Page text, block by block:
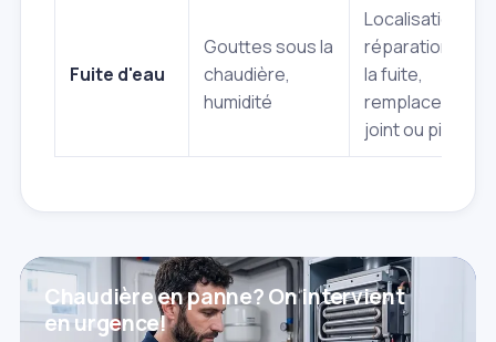
Fuite d'eau
Gouttes sous la
chaudière,
humidité
Localisation et
réparation de
la fuite,
remplacement
joint ou pièce
Chaudière en panne? On intervient
en urgence!